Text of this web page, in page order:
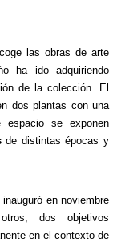
las obras de arte
ha ido adquiriendo
de la colección. El
dos plantas con una
se exponen
de distintas épocas y
en noviembre
dos objetivos
en el contexto de